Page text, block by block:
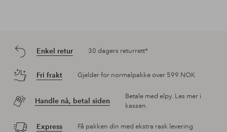
Enkel retur 30 dagers returrett*
Fri frakt Gjelder for normalpakke over 599 NOK
Handle nå, betal siden
Betale med elpy. Les mer i
kassen.
Express Få pakken din med ekstra rask levering